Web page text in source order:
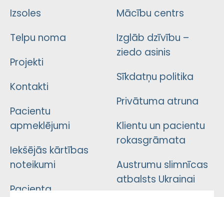
Izsoles
Telpu noma
Projekti
Kontakti
Pacientu
apmeklējumi
Iekšējās kārtības
noteikumi
Pacienta
Mācību centrs
Izglāb dzīvību –
ziedo asinis
Sīkdatņu politika
Privātuma atruna
Klientu un pacientu
rokasgrāmata
Austrumu slimnīcas
atbalsts Ukrainai